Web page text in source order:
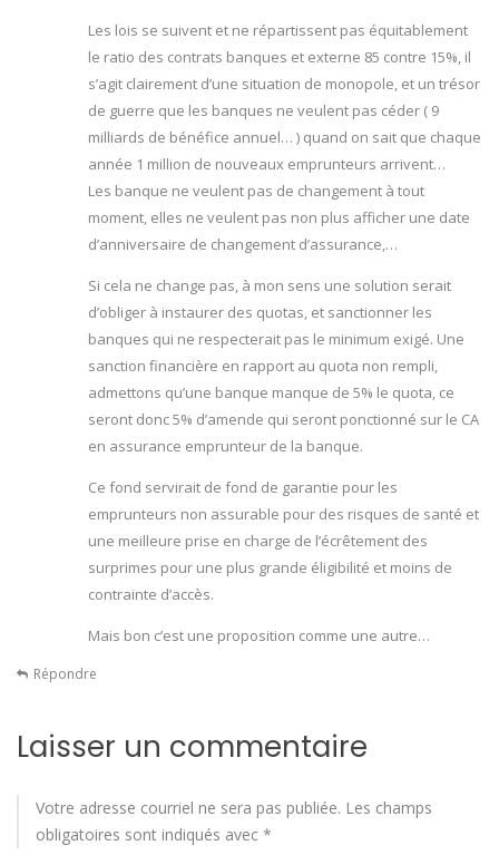
Les lois se suivent et ne répartissent pas équitablement
le ratio des contrats banques et externe 85 contre 15%, il
s’agit clairement d’une situation de monopole, et un trésor
de guerre que les banques ne veulent pas céder ( 9
milliards de bénéfice annuel… ) quand on sait que chaque
année 1 million de nouveaux emprunteurs arrivent…
Les banque ne veulent pas de changement à tout
moment, elles ne veulent pas non plus afficher une date
d’anniversaire de changement d’assurance,…
Si cela ne change pas, à mon sens une solution serait
d’obliger à instaurer des quotas, et sanctionner les
banques qui ne respecterait pas le minimum exigé. Une
sanction financière en rapport au quota non rempli,
admettons qu’une banque manque de 5% le quota, ce
seront donc 5% d’amende qui seront ponctionné sur le CA
en assurance emprunteur de la banque.
Ce fond servirait de fond de garantie pour les
emprunteurs non assurable pour des risques de santé et
une meilleure prise en charge de l’écrêtement des
surprimes pour une plus grande éligibilité et moins de
contrainte d’accès.
Mais bon c’est une proposition comme une autre…
Répondre
Laisser un commentaire
Votre adresse courriel ne sera pas publiée. Les champs
obligatoires sont indiqués avec *